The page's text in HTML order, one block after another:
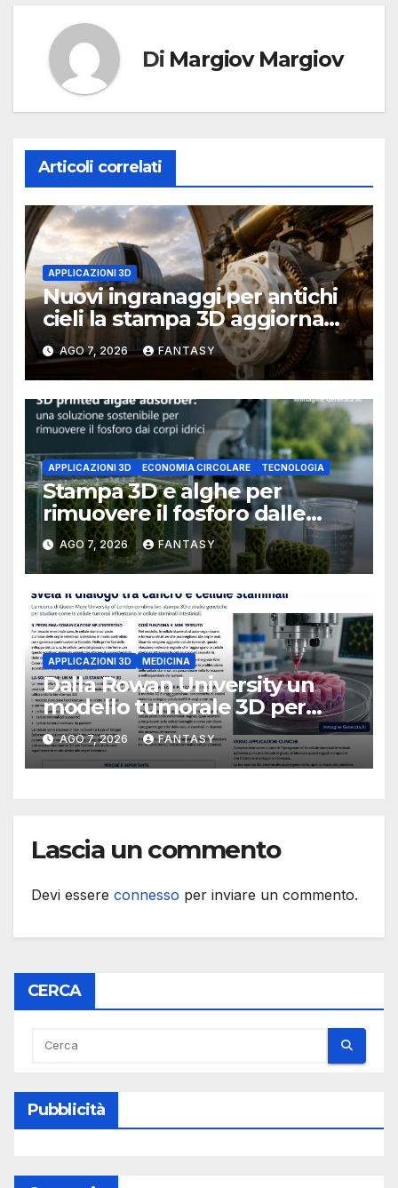
Di Margiov Margiov
Articoli correlati
APPLICAZIONI 3D
Nuovi ingranaggi per antichi
cieli la stampa 3D aggiorna
un osservatorio del 1930 della
University of Arkansas at
Little Rock
AGO 7, 2026 FANTASY
APPLICAZIONI 3D ECONOMIA CIRCOLARE TECNOLOGIA
Stampa 3D e alghe per
rimuovere il fosforo dalle
acque il progetto della
Florida Atlantic University
AGO 7, 2026 FANTASY
APPLICAZIONI 3D MEDICINA
Dalla Rowan University un
modello tumorale 3D per
studiare il dialogo tra cancro
e cellule staminali
AGO 7, 2026 FANTASY
Lascia un commento
Devi essere connesso per inviare un commento.
CERCA
Pubblicità